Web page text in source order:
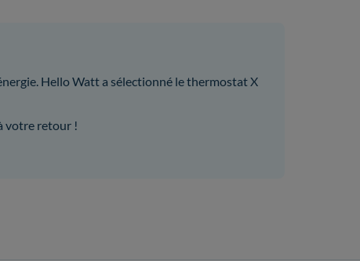
Hello Watt a sélectionné le thermostat X
votre retour !